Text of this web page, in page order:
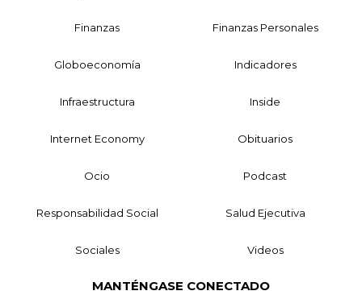
Finanzas Finanzas Personales
Globoeconomía Indicadores
Infraestructura Inside
Internet Economy Obituarios
Ocio Podcast
Responsabilidad Social Salud Ejecutiva
Sociales Videos
MANTÉNGASE CONECTADO